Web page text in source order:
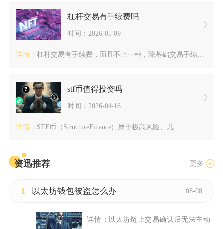
杠杆交易有手续费吗
时间：2026-05-09
详情： 杠杆交易有手续费，而且不止一种，除基础交易手续费外，还会产生...
stf币值得投资吗
时间：2026-04-16
详情： STF币（StructureFinance）属于极高风险、几...
资迅推荐 更多
1 以太坊钱包被盗怎么办 08-08
详情： 以太坊链上交易确认后无法主动